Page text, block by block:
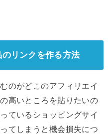
リンクを作る方法
のがどこのアフィリエイ
高いところを貼りたいの
ているショッピングサイ
てしまうと機会損失につ